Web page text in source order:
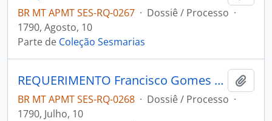
BR MT APMT SES-RQ-0267 · Dossiê / Processo ·
1790, Agosto, 10
Parte de Coleção Sesmarias
REQUERIMENTO Francisco Gomes da Silva ao Governador e Capitão-General da Capitania de Mato Grosso João de Albuquerque de Melo Pereira e Cáceres.
BR MT APMT SES-RQ-0268 · Dossiê / Processo ·
1790, Julho, 10